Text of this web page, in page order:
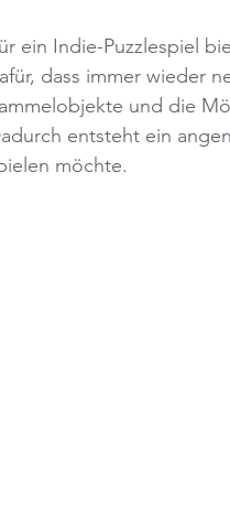
ein Indie-Puzzlespiel
dass immer wieder
und die
entsteht ein
möchte.